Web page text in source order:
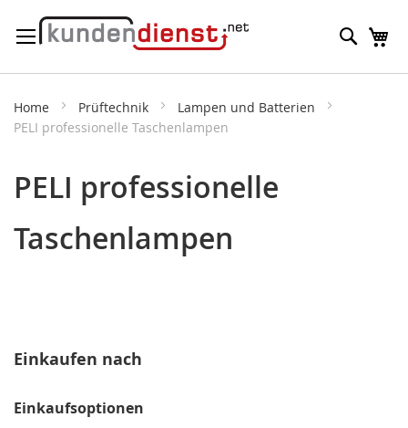
zum
Suche
Home Prüftechnik
Lampen und Batterien
PELI professionelle Taschenlampen
PELI professionelle
Taschenlampen
Einkaufen nach
Einkaufsoptionen